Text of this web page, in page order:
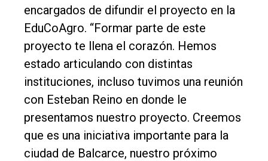
encargados de difundir el proyecto en la
EduCoAgro. “Formar parte de este
proyecto te llena el corazón. Hemos
estado articulando con distintas
instituciones, incluso tuvimos una reunión
con Esteban Reino en donde le
presentamos nuestro proyecto. Creemos
que es una iniciativa importante para la
ciudad de Balcarce, nuestro próximo